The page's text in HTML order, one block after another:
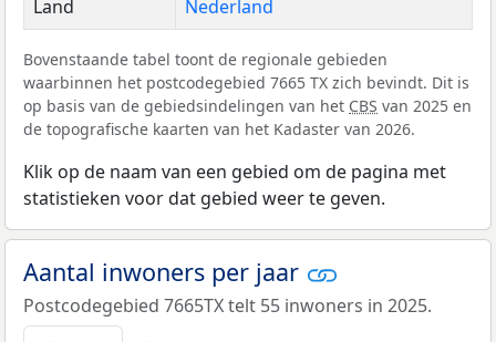
Land
Nederland
Bovenstaande tabel toont de regionale gebieden
waarbinnen het postcodegebied 7665 TX zich bevindt. Dit is
op basis van de gebiedsindelingen van het CBS van 2025 en
de topografische kaarten van het Kadaster van 2026.
Klik op de naam van een gebied om de pagina met
statistieken voor dat gebied weer te geven.
Aantal inwoners per jaar
Postcodegebied 7665TX telt 55 inwoners in 2025.